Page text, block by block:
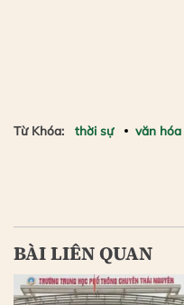
Từ Khóa: thời sự văn hóa
BÀI LIÊN QUAN